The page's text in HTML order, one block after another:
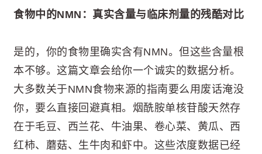
食物中的NMN：真实含量与临床剂量的残酷对比
是的，你的食物里确实含有NMN。但这些含量根
本不够。这篇文章会给你一个诚实的数据分析。
大多数关于NMN食物来源的指南要么用废话淹没
你，要么直接回避真相。烟酰胺单核苷酸天然存
在于毛豆、西兰花、牛油果、卷心菜、黄瓜、西
红柿、蘑菇、生牛肉和虾中。这些浓度数据已经